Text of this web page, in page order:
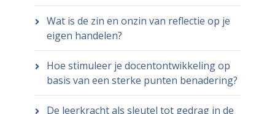
Wat is de zin en onzin van reflectie op je
eigen handelen?
Hoe stimuleer je docentontwikkeling op
basis van een sterke punten benadering?
De leerkracht als sleutel tot gedrag in de